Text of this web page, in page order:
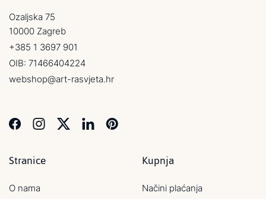
Ozaljska 75
10000 Zagreb
+385 1 3697 901
OIB: 71466404224
webshop@art-rasvjeta.hr
Stranice
O nama
Kupnja
Načini plaćanja